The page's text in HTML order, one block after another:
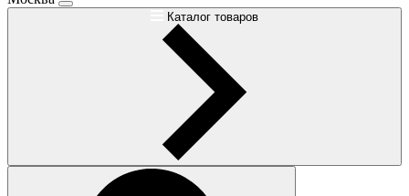
Каталог товаров